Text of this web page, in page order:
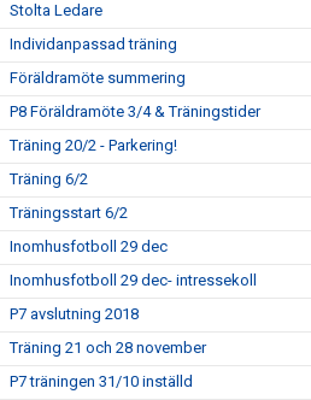
Stolta Ledare
Individanpassad träning
Föräldramöte summering
P8 Föräldramöte 3/4 & Träningstider
Träning 20/2 - Parkering!
Träning 6/2
Träningsstart 6/2
Inomhusfotboll 29 dec
Inomhusfotboll 29 dec- intressekoll
P7 avslutning 2018
Träning 21 och 28 november
P7 träningen 31/10 inställd